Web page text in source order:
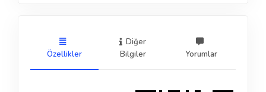
Özellikler
Diğer
Bilgiler
Yorumlar